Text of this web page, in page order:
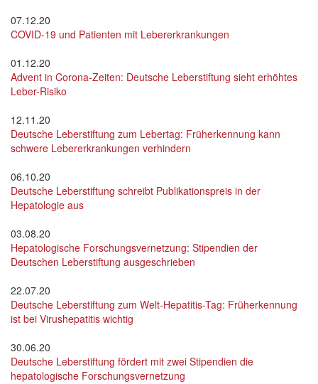
07.12.20
COVID-19 und Patienten mit Lebererkrankungen
01.12.20
Advent in Corona-Zeiten: Deutsche Leberstiftung sieht erhöhtes
Leber-Risiko
12.11.20
Deutsche Leberstiftung zum Lebertag: Früherkennung kann
schwere Lebererkrankungen verhindern
06.10.20
Deutsche Leberstiftung schreibt Publikationspreis in der
Hepatologie aus
03.08.20
Hepatologische Forschungsvernetzung: Stipendien der
Deutschen Leberstiftung ausgeschrieben
22.07.20
Deutsche Leberstiftung zum Welt-Hepatitis-Tag: Früherkennung
ist bei Virushepatitis wichtig
30.06.20
Deutsche Leberstiftung fördert mit zwei Stipendien die
hepatologische Forschungsvernetzung